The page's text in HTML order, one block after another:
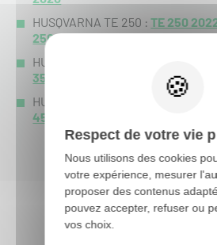
HUSQVARNA TE 250 :TE 250
250 2020-
HUSQVARNA TE 350 :
350 2020
HUSQVARNA TE 450 :
TE 450 2022
450 2020
Respect de votre vie
Nous utilisons des cookies
votre expérience, mesurer
proposer des contenus
pouvez accepter, refuser ou
vos choix.